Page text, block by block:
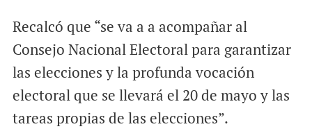
Recalcó que “se va a a acompañar al
Consejo Nacional Electoral para garantizar
las elecciones y la profunda vocación
electoral que se llevará el 20 de mayo y las
tareas propias de las elecciones”.